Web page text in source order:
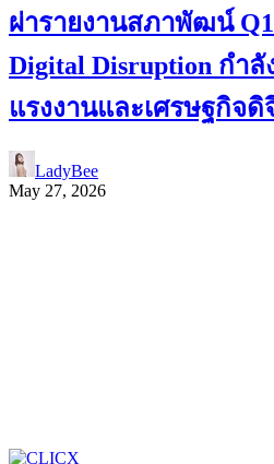
ผ่ารายงานสภาพัฒน์
Digital Disruption กำลั
แรงงานและเศรษฐกิจ
LadyBee
May 27, 2026